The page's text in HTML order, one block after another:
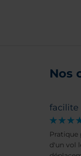
Nos
facilite
Pratique
d'un vol le